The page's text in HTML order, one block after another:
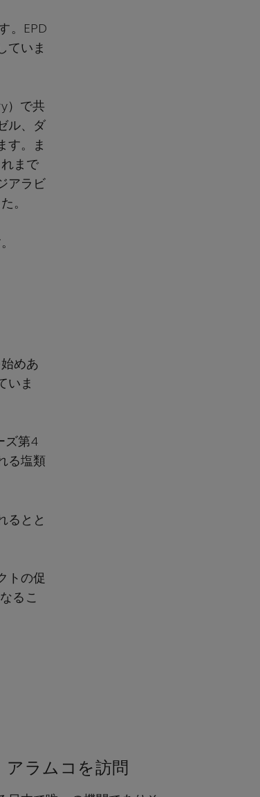
。EPD
ていま
）で共
ル、ダ
す。ま
まで
アラビ
。
めあ
いま
ズ第4
る塩類
るとと
トの促
るこ
ラムコを訪問